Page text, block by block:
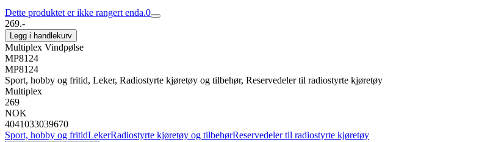
Dette produktet er ikke rangert enda.0
269.-
Legg i handlekurv
Multiplex Vindpølse
MP8124
MP8124
Sport, hobby og fritid, Leker, Radiostyrte kjøretøy og tilbehør, Reservedeler til radiostyrte kjøretøy
Multiplex
269
NOK
4041033039670
Sport, hobby og fritidLekerRadiostyrte kjøretøy og tilbehørReservedeler til radiostyrte kjøretøy